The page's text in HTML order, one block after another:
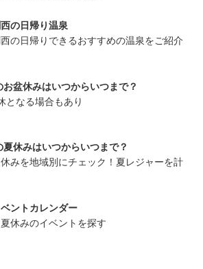
の日帰り温泉
の日帰りできるおすすめの温泉をご紹介
お盆休みはいつからいつまで？
となる場合もあり
夏休みはいつからいつまで？
みを地域別にチェック！夏レジャーを計
ントカレンダー
休みのイベントを探す